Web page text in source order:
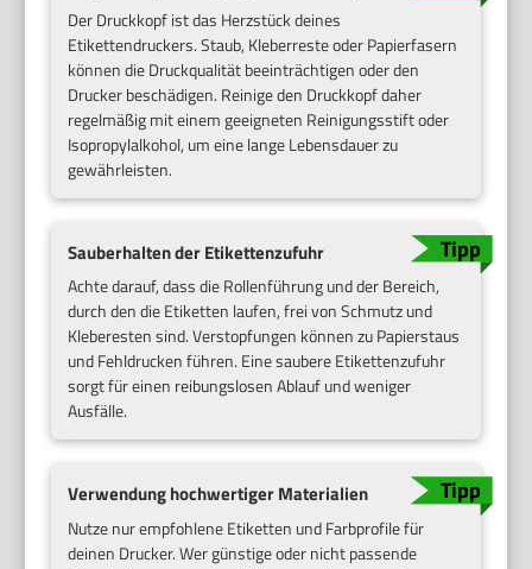
Der Druckkopf ist das Herzstück deines
Etikettendruckers. Staub, Kleberreste oder Papierfasern
können die Druckqualität beeinträchtigen oder den
Drucker beschädigen. Reinige den Druckkopf daher
regelmäßig mit einem geeigneten Reinigungsstift oder
Isopropylalkohol, um eine lange Lebensdauer zu
gewährleisten.
Sauberhalten der Etikettenzufuhr
Achte darauf, dass die Rollenführung und der Bereich,
durch den die Etiketten laufen, frei von Schmutz und
Kleberesten sind. Verstopfungen können zu Papierstaus
und Fehldrucken führen. Eine saubere Etikettenzufuhr
sorgt für einen reibungslosen Ablauf und weniger
Ausfälle.
Verwendung hochwertiger Materialien
Nutze nur empfohlene Etiketten und Farbprofile für
deinen Drucker. Wer günstige oder nicht passende